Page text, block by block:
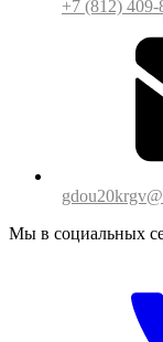
+7 (812) 409-
Мы в социальных